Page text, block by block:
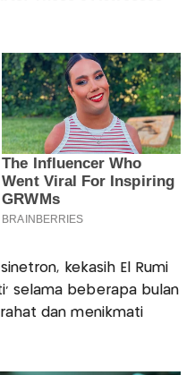
kekasih El Rumi
selama beberapa bulan
dan menikmati